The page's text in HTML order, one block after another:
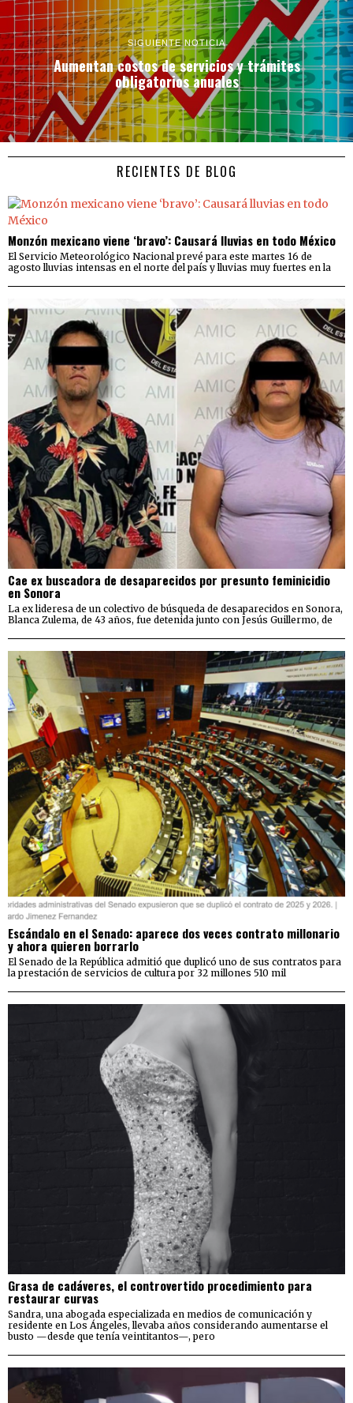
SIGUIENTE NOTICIA
Aumentan costos de servicios y trámites
obligatorios anuales
RECIENTES DE BLOG
Monzón mexicano viene ‘bravo’: Causará lluvias en todo México
El Servicio Meteorológico Nacional prevé para este martes 16 de
agosto lluvias intensas en el norte del país y lluvias muy fuertes en la
Cae ex buscadora de desaparecidos por presunto feminicidio
en Sonora
La ex lideresa de un colectivo de búsqueda de desaparecidos en Sonora,
Blanca Zulema, de 43 años, fue detenida junto con Jesús Guillermo, de
Escándalo en el Senado: aparece dos veces contrato millonario
y ahora quieren borrarlo
El Senado de la República admitió que duplicó uno de sus contratos para
la prestación de servicios de cultura por 32 millones 510 mil
Grasa de cadáveres, el controvertido procedimiento para
restaurar curvas
Sandra, una abogada especializada en medios de comunicación y
residente en Los Ángeles, llevaba años considerando aumentarse el
busto —desde que tenía veintitantos—, pero